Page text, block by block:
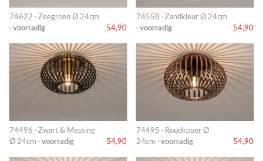
74622 · Zeegroen Ø 24cm
· voorradig 54,90
74558 · Zandkleur Ø 24cm
· voorradig 54,90
74496 · Zwart & Messing
Ø 24cm · voorradig 54,90
74495 · Roodkoper Ø
24cm · voorradig 54,90